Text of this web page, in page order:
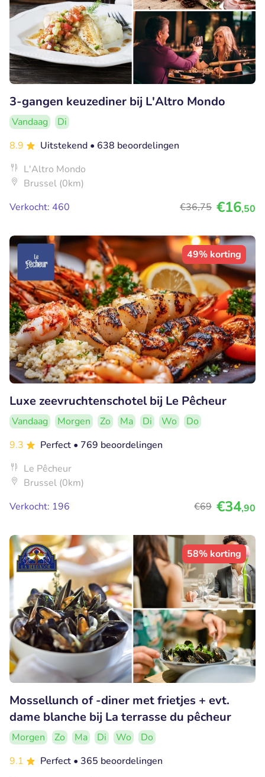
3-gangen keuzediner bij L'Altro Mondo
Vandaag
Di
8.9
Uitstekend • 638 beoordelingen
L'Altro Mondo
Brussel (0km)
Verkocht: 460
€36,75 €16,50
49% korting
Luxe zeevruchtenschotel bij Le Pêcheur
Vandaag Morgen Zo Ma Di Wo
Do
9.3
Perfect • 769 beoordelingen
Le Pêcheur
Brussel (0km)
Verkocht: 196
€69 €34,90
58% korting
Mossellunch of -diner met frietjes + evt.
dame blanche bij La terrasse du pêcheur
Morgen Zo Ma Di Wo
Do
9.1
Perfect • 365 beoordelingen